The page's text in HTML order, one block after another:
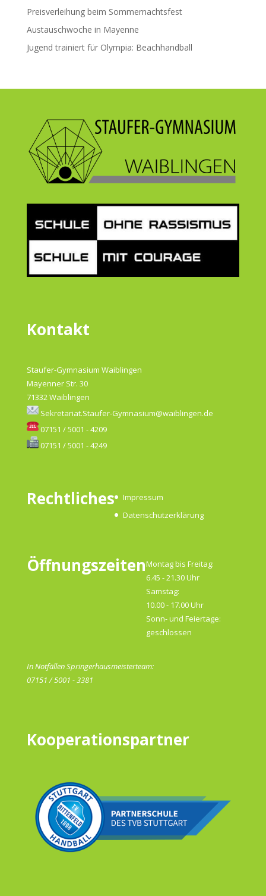
Preisverleihung beim Sommernachtsfest
Austauschwoche in Mayenne
Jugend trainiert für Olympia: Beachhandball
Kontakt
Staufer-Gymnasium Waiblingen
Mayenner Str. 30
71332 Waiblingen
Sekretariat.Staufer-Gymnasium@waiblingen.de
07151 / 5001 - 4209
07151 / 5001 - 4249
Rechtliches
Impressum
Datenschutzerklärung
ÖffnungszeitenMontag bis Freitag:
6.45 - 21.30 Uhr
Samstag:
10.00 - 17.00 Uhr
Sonn- und Feiertage:
geschlossen
In Notfällen Springerhausmeisterteam:
07151 / 5001 - 3381
Kooperationspartner